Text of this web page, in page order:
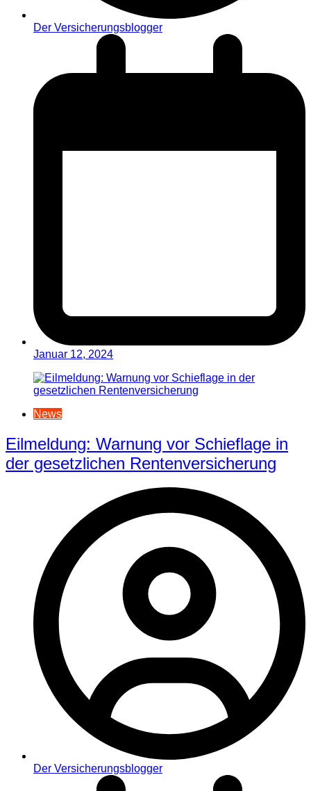
Der Versicherungsblogger
Januar 12, 2024
News
Eilmeldung: Warnung vor Schieflage in
der gesetzlichen Rentenversicherung
Der Versicherungsblogger